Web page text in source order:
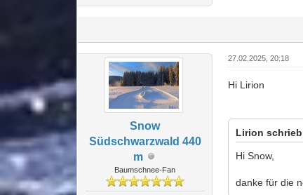
Snow
Südschwarzwald 440
m
Baumschnee-Fan
27.02.2025, 20:18
Hi Lirion
Lirion
Hi Snow,
danke für die